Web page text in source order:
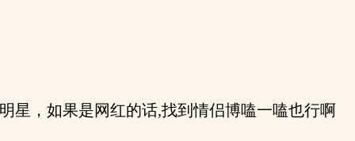
，如果是网红的话,找到情侣博嗑一嗑也行啊